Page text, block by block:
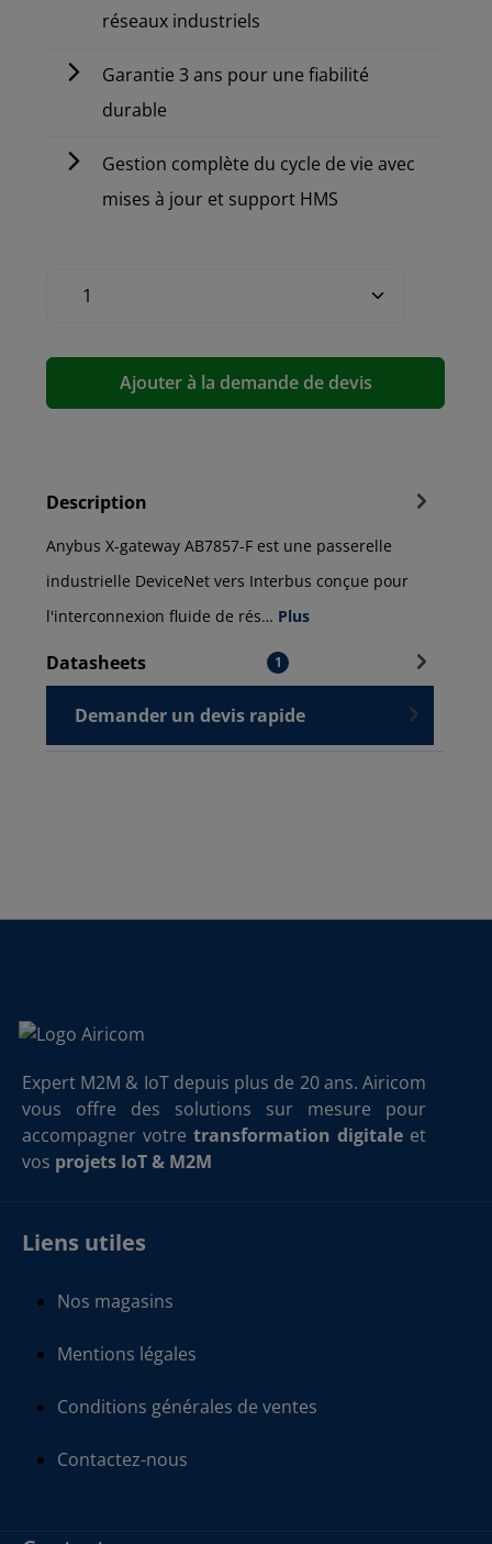
réseaux industriels
Garantie 3 ans pour une fiabilité
durable
Gestion complète du cycle de vie avec
mises à jour et support HMS
Ajouter à la demande de devis
Description
Anybus X-gateway AB7857-F est une passerelle
industrielle DeviceNet vers Interbus conçue pour
l'interconnexion fluide de rés… Plus
Datasheets 1
Demander un devis rapide
Expert M2M & IoT depuis plus de 20 ans. Airicom
vous offre des solutions sur mesure pour
accompagner votre transformation digitale et
vos projets IoT & M2M
Liens utiles
Nos magasins
Mentions légales
Conditions générales de ventes
Contactez-nous